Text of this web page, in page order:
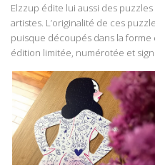
Elzzup édite lui aussi des
artistes. L’originalité de ces
puisque découpés dans la forme
édition limitée, numérotée et